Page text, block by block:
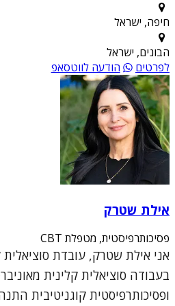
חיפה, ישראל
הבונים, ישראל
לפרטים
הודעה לווטסאפ
אילת שטרק
פסיכותרפיסטית, מטפלת CBT
אני אילת שטרק, עובדת
בעבודה סוציאלית קלינית